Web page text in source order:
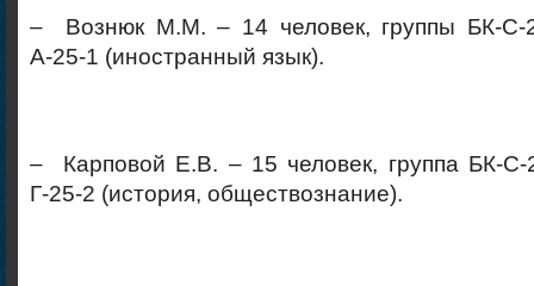
– Вознюк М.М. – 14 человек, группы БК-С-
А-25-1 (иностранный язык).
– Карповой Е.В. – 15 человек, группа БК-
Г-25-2 (история, обществознание).